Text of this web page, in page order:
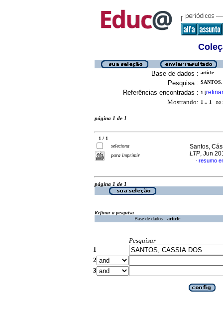
Base de dados : article
Pesquisa :
Referências encontradas : 1 [refinar
Mostrando: 1 .. 1 no
página 1 de 1
1 / 1
seleciona
para imprimir
Santos,
LTP, Jun
· resumo
página 1 de 1
Refinar a pesquisa
Base de dados : article
Pesquisar
1
2
3